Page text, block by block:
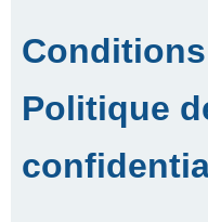
Politique